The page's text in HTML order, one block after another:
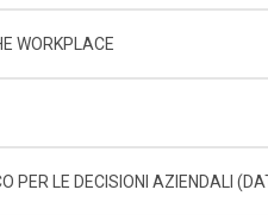
WORKPLACE
PER LE DECISIONI AZIENDALI